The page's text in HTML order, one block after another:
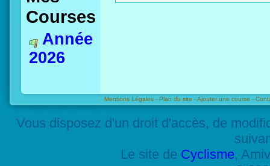
Courses
Année
2026
Mentions Légales - Plan du site -Ajouter une course -
Vous disposez d'un droit d'accès, de
Le site de Cyclisme,